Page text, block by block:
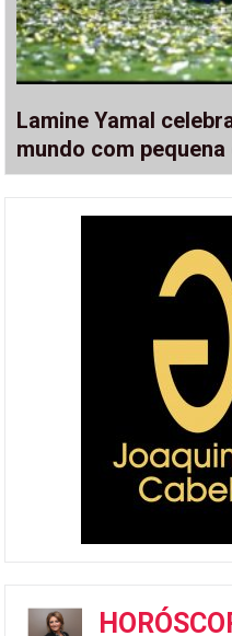
Lamine Yamal
mundo com